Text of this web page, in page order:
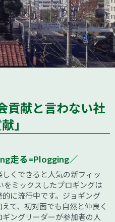
貢献と言わない社
」
走る=Plogging／
くできると人気の新フィッ
をミックスしたプロギングは
に流行中です。ジョギング
て、初対面でも自然と仲良く
ングリーダーが参加者の人